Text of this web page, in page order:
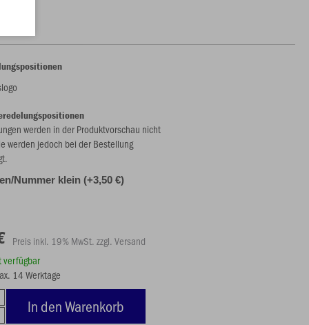
werden in der Produktvorschau nicht
werden jedoch bei der Bestellung
Nummer klein (+3,50 €)
Preis inkl. 19% MwSt. zzgl. Versand
verfügbar
14 Werktage
In den Warenkorb